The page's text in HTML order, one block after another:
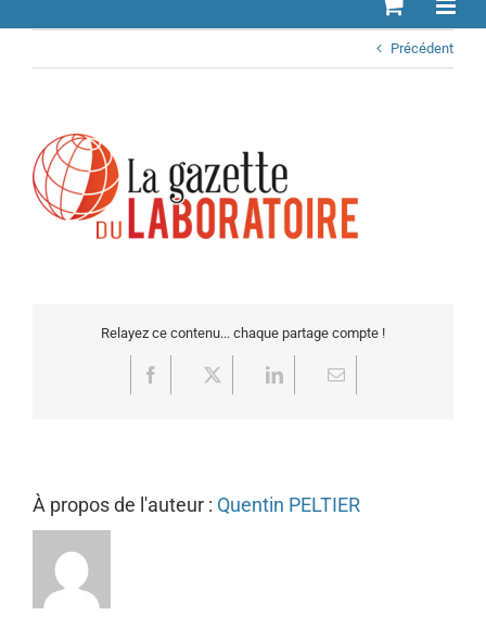
Précédent
Relayez ce contenu... chaque partage compte !
Facebook LinkedInEmail
À propos de l'auteur : Quentin PELTIER